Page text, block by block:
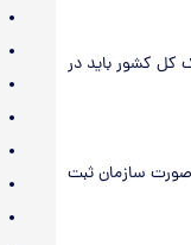
کل کشور باید در
صورت سازمان ثبت